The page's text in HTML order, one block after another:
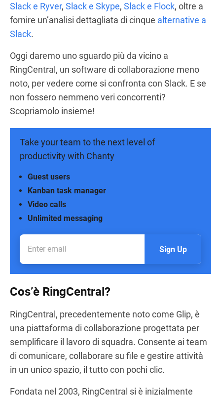
Slack e Ryver, Slack e Skype, Slack e Flock, oltre a
fornire un’analisi dettagliata di cinque alternative a
Slack.
Oggi daremo uno sguardo più da vicino a
RingCentral, un software di collaborazione meno
noto, per vedere come si confronta con Slack. E se
non fossero nemmeno veri concorrenti?
Scopriamolo insieme!
Take your team to the next level of
productivity with Chanty
Unlimited messaging
Video calls
Kanban task manager
Guest users
Sign Up
Cos’è RingCentral?
RingCentral, precedentemente noto come Glip, è
una piattaforma di collaborazione progettata per
semplificare il lavoro di squadra. Consente ai team
di comunicare, collaborare su file e gestire attività
in un unico spazio, il tutto con pochi clic.
Fondata nel 2003, RingCentral si è inizialmente